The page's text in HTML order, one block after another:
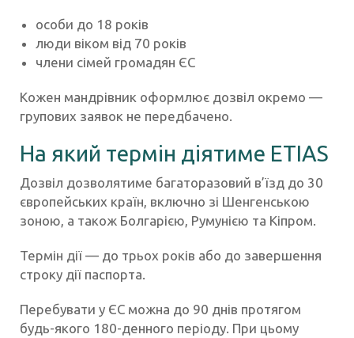
особи до 18 років
люди віком від 70 років
члени сімей громадян ЄС
Кожен мандрівник оформлює дозвіл окремо —
групових заявок не передбачено.
На який термін діятиме ETIAS
Дозвіл дозволятиме багаторазовий в’їзд до 30
європейських країн, включно зі Шенгенською
зоною, а також Болгарією, Румунією та Кіпром.
Термін дії — до трьох років або до завершення
строку дії паспорта.
Перебувати у ЄС можна до 90 днів протягом
будь-якого 180-денного періоду. При цьому